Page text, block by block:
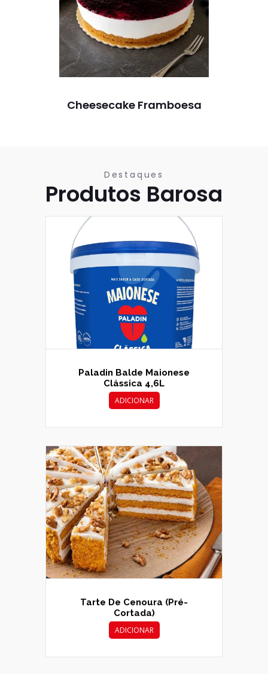
Cheesecake Framboesa
Destaques
Produtos Barosa
Paladin Balde Maionese
Clássica 4,6L
ADICIONAR
Tarte De Cenoura (pré-
Cortada)
ADICIONAR